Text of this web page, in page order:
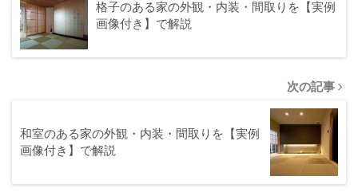
格子のある家の外観・内装・間取りを【実例
画像付き】で解説
次の記事
和室のある家の外観・内装・間取りを【実例
画像付き】で解説